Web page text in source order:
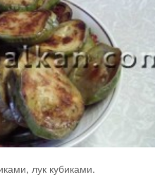
лук кубиками.